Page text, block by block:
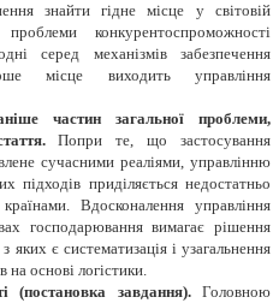
знайти гідне місце у світовій
конкурентоспроможності
серед механізмів забезпечення
місце виходить управління
частин загальної проблеми,
Попри те, що застосування
сучасними реаліями, управлінню
підходів приділяється недостатньо
Вдосконалення управління
господарювання вимагає рішення
є систематизація і узагальнення
основі логістики.
(постановка завдання). Головною